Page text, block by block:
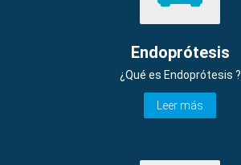
Endoprótesis
¿Qué es Endoprótesis ?
Leer más